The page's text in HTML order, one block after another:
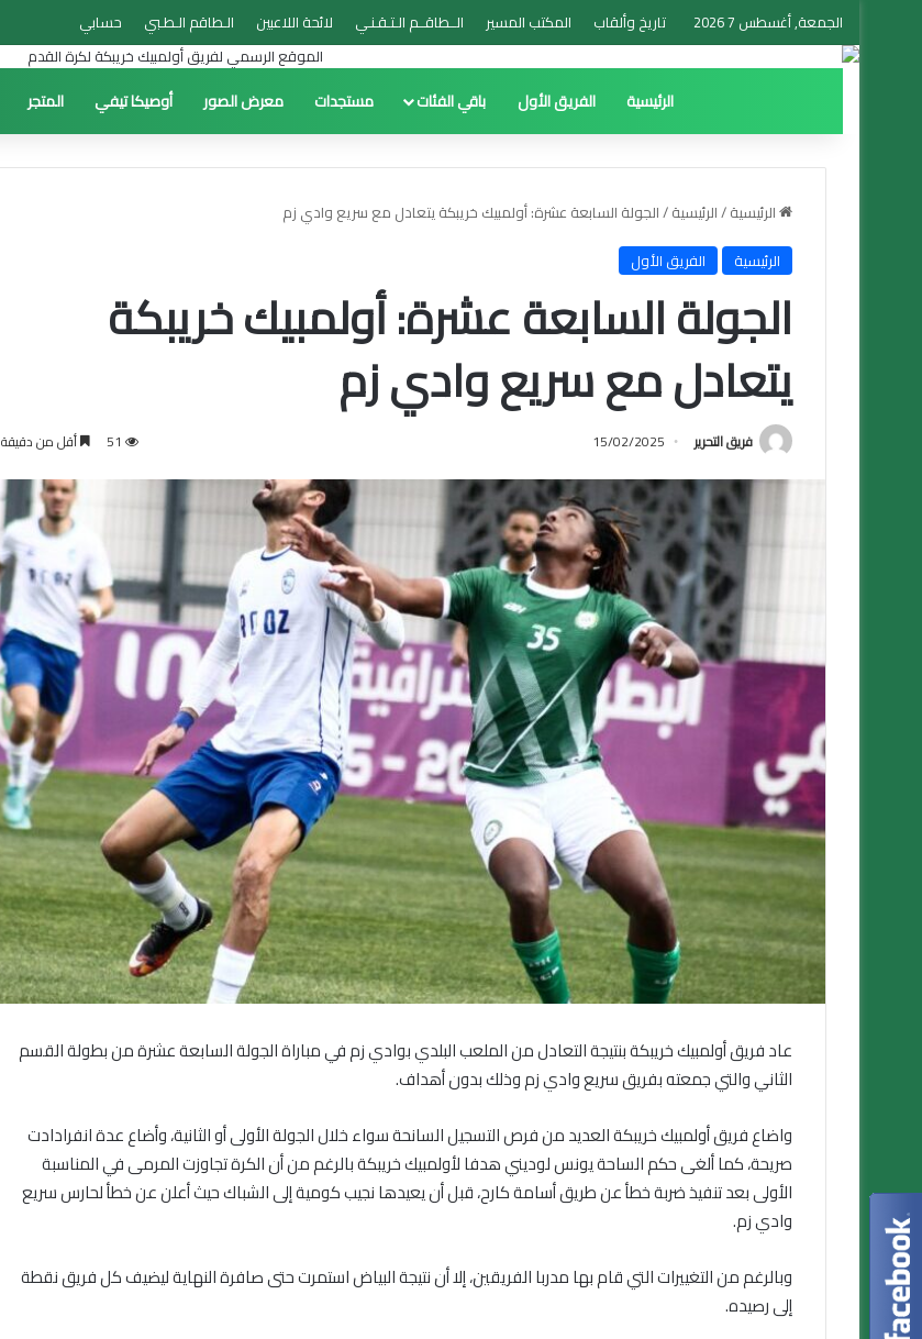
الجمعة, أغسطس 7 2026 تاريخ وألقاب المكتب المسير الــطاقــم الـتـقـنـي لائحة اللاعبين الـطاقم الـطـبي حسابي
الرئيسية الفريق الأول باقي الفئات مستجدات معرض الصور أوصيكا تيفي المتجر
الرئيسية/الرئيسية/الجولة السابعة عشرة: أولمبيك خريبكة يتعادل مع سريع وادي زم
الرئيسية
الفريق الأول
الجولة السابعة عشرة: أولمبيك خريبكة
يتعادل مع سريع وادي زم
فريق التحرير 15/02/2025
51 أقل من دقيقة
عاد فريق أولمبيك خريبكة بنتيجة التعادل من الملعب البلدي بوادي زم في مباراة الجولة السابعة عشرة من بطولة القسم
الثاني والتي جمعته بفريق سريع وادي زم وذلك بدون أهداف.
واضاع فريق أولمبيك خريبكة العديد من فرص التسجيل السانحة سواء خلال الجولة الأولى أو الثانية، وأضاع عدة انفرادادت
صريحة، كما ألغى حكم الساحة يونس لوديني هدفا لأولمبيك خريبكة بالرغم من أن الكرة تجاوزت المرمى في المناسبة
الأولى بعد تنفيذ ضربة خطأ عن طريق أسامة كارح، قبل أن يعيدها نجيب كومية إلى الشباك حيث أعلن عن خطأ لحارس سريع
وادي زم.
وبالرغم من التغييرات التي قام بها مدربا الفريقين، إلا أن نتيجة البياض استمرت حتى صافرة النهاية ليضيف كل فريق نقطة
إلى رصيده.